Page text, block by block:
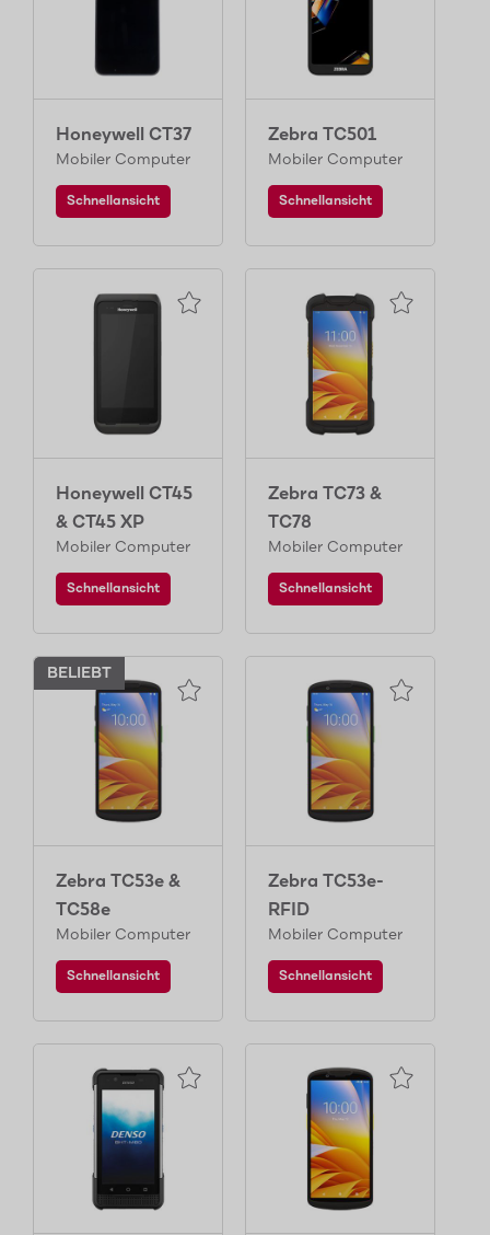
Honeywell CT37
Mobiler Computer
Schnellansicht
Zebra TC501
Mobiler Computer
Schnellansicht
Honeywell CT45
& CT45 XP
Mobiler Computer
Schnellansicht
Zebra TC73 &
TC78
Mobiler Computer
Schnellansicht
BELIEBT
Zebra TC53e &
TC58e
Mobiler Computer
Schnellansicht
Zebra TC53e-
RFID
Mobiler Computer
Schnellansicht